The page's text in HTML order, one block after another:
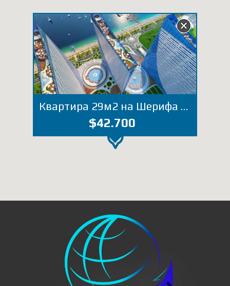
Квартира 29м2 на Шерифа Химшиашвили, 9 (Лот 2225ХО)
$42.700